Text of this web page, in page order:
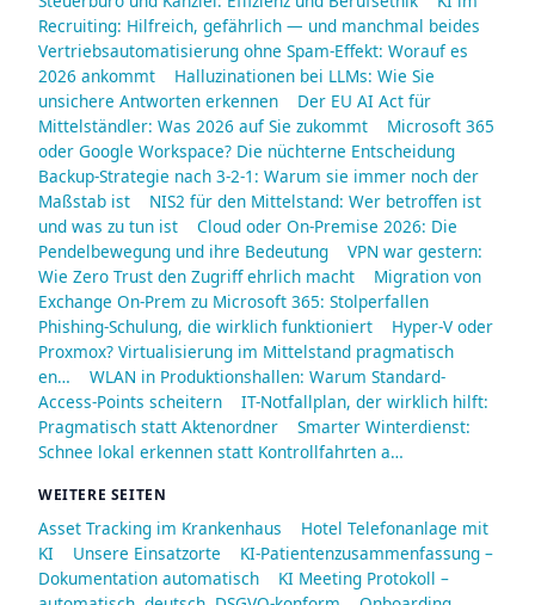
Recruiting: Hilfreich, gefährlich — und manchmal beides
Vertriebsautomatisierung ohne Spam-Effekt: Worauf es
2026 ankommt
Halluzinationen bei LLMs: Wie Sie
unsichere Antworten erkennen
Der EU AI Act für
Mittelständler: Was 2026 auf Sie zukommt
Microsoft 365
oder Google Workspace? Die nüchterne Entscheidung
Backup-Strategie nach 3-2-1: Warum sie immer noch der
Maßstab ist
NIS2 für den Mittelstand: Wer betroffen ist
und was zu tun ist
Cloud oder On-Premise 2026: Die
Pendelbewegung und ihre Bedeutung
VPN war gestern:
Wie Zero Trust den Zugriff ehrlich macht
Migration von
Exchange On-Prem zu Microsoft 365: Stolperfallen
Phishing-Schulung, die wirklich funktioniert
Hyper-V oder
Proxmox? Virtualisierung im Mittelstand pragmatisch
en…
WLAN in Produktionshallen: Warum Standard-
Access-Points scheitern
IT-Notfallplan, der wirklich hilft:
Pragmatisch statt Aktenordner
Smarter Winterdienst:
Schnee lokal erkennen statt Kontrollfahrten a…
WEITERE SEITEN
Asset Tracking im Krankenhaus
Hotel Telefonanlage mit
KI
Unsere Einsatzorte
KI-Patientenzusammenfassung –
Dokumentation automatisch
KI Meeting Protokoll –